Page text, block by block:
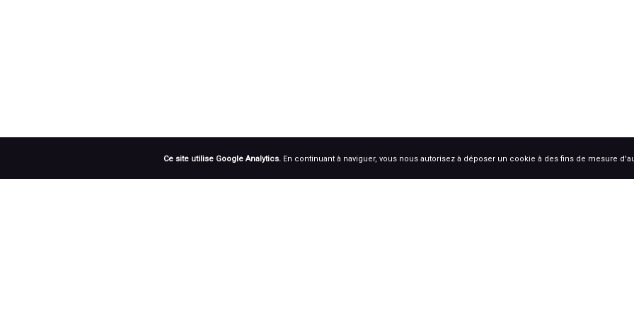
Ce site utilise Google Analytics. En continuant à naviguer, vous nous autorisez à déposer un cookie à des fins de mesure
RÉSEAUX SOCIAUX